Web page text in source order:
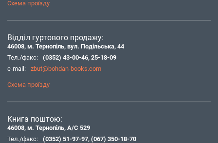
Схема проїзду
Відділ гуртового продажу:
46008, м. Тернопіль, вул. Подільська, 44
Тел./факс:
(0352) 43-00-46, 25-18-09
e-mail:
zbut@bohdan-books.com
Схема проїзду
Книга поштою:
46008, м. Тернопіль, А/С 529
Тел./факс:
(0352) 51-97-97, (067) 350-18-70